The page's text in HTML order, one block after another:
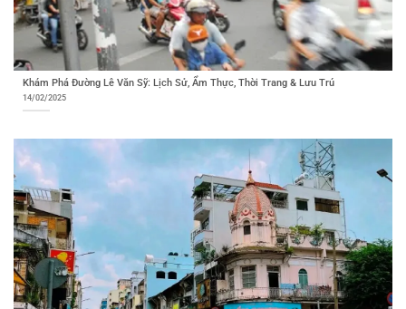
Khám Phá Đường Lê Văn Sỹ: Lịch Sử, Ẩm Thực, Thời Trang & Lưu Trú
14/02/2025